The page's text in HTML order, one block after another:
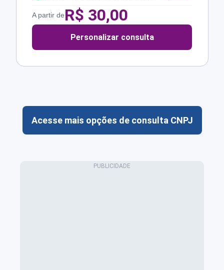
A partir deR$ 30,00
Personalizar consulta
Acesse mais opções de consulta CNPJ